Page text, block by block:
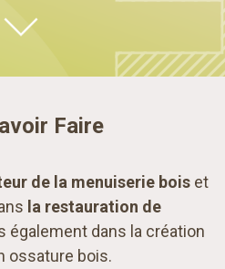
Faire
de la menuiserie bois et
la restauration de
également dans la création
ossature bois.